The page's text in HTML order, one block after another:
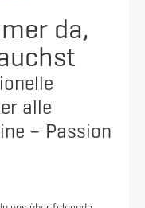
da,
alle
– Passion